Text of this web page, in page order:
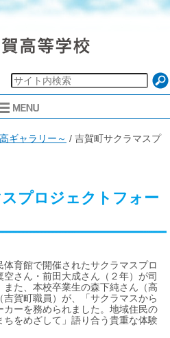
ギャラリー～ / 吉賀町サクラマスプ
プロジェクトフォー
育館で開催されたサクラマスプロ
さん・前田大成さん（２年）が司
た、本校卒業生の森下純さん（高
賀町職員）が、「サクラマスから
ーを務められました。地域住民の
をめざして」語り合う貴重な体験